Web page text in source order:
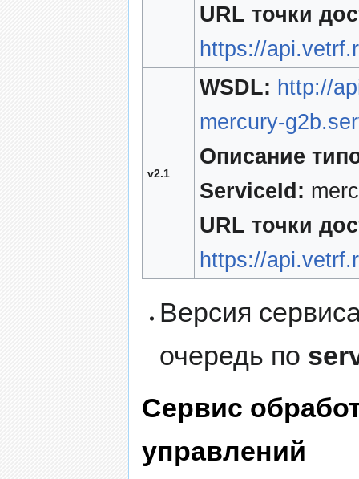
URL точки
https://
v2.1
WSDL: http://
mercury-
Описание
ServiceId:
URL точки
https://
Версия
очередь по
Сервис
управлений